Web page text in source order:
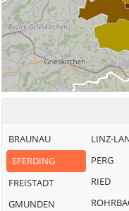
BRAUNAU
EFERDING
FREISTADT
GMUNDEN
LINZ-
PERG
RIED